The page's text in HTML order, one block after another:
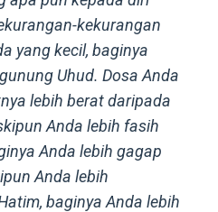
kekurangan
yang kecil, baginya
Uhud. Dosa Anda
lebih berat daripada
Anda lebih fasih
Anda lebih gagap
Anda lebih
baginya Anda lebih